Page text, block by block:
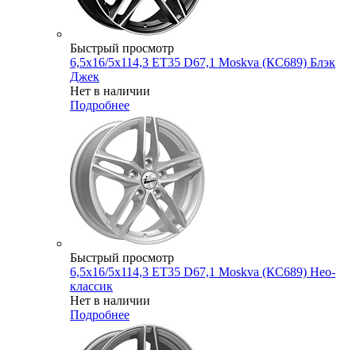
Быстрый просмотр
6,5x16/5x114,3 ET35 D67,1 Moskva (КС689) Блэк
Джек
Нет в наличии
Подробнее
Быстрый просмотр
6,5x16/5x114,3 ET35 D67,1 Moskva (КС689) Нео-
классик
Нет в наличии
Подробнее